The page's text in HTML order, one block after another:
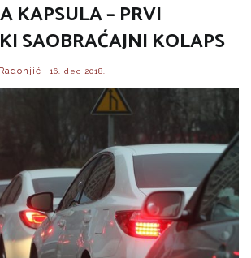
KAPSULA – PRVI
SAOBRAĆAJNI KOLAPS
16. dec 2018.